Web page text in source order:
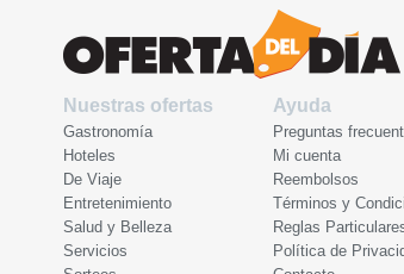
Nuestras ofertas
Gastronomía
Hoteles
De Viaje
Entretenimiento
Salud y Belleza
Servicios
Ayuda
Preguntas
Mi cuenta
Reembolsos
Términos y
Reglas
Política de